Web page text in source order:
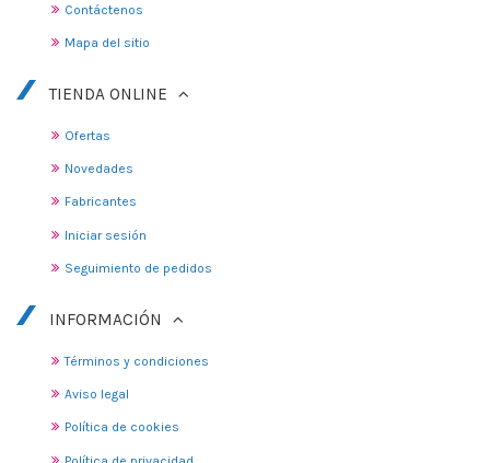
Contáctenos
Mapa del sitio
TIENDA ONLINE
Ofertas
Novedades
Fabricantes
Iniciar sesión
Seguimiento de pedidos
INFORMACIÓN
Términos y condiciones
Aviso legal
Política de cookies